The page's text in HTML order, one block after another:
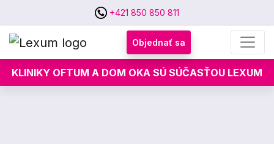
+421 850 850 811
Objednať sa
KLINIKY OFTUM A DOM OKA SÚ SÚČASŤOU LEXUM